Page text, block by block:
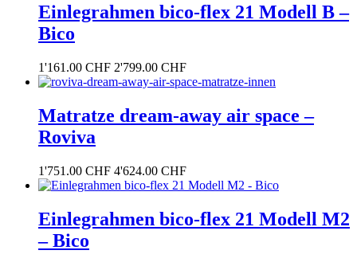
Einlegrahmen bico-flex 21 Modell B –
Bico
1'161.00 CHF 2'799.00 CHF
Matratze dream-away air space –
Roviva
1'751.00 CHF 4'624.00 CHF
Einlegrahmen bico-flex 21 Modell M2
– Bico